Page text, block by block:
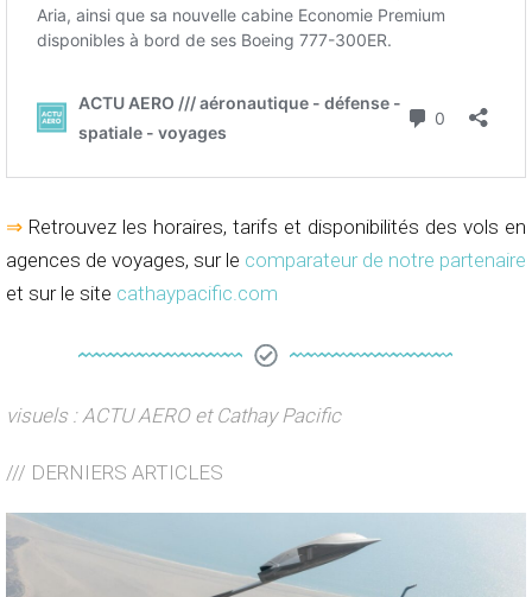
⇒ Retrouvez les horaires, tarifs et disponibilités des vols en
agences de voyages, sur le comparateur de notre partenaire
et sur le site cathaypacific.com
visuels : ACTU AERO et Cathay Pacific
/// DERNIERS ARTICLES